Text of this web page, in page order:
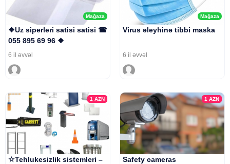
Mağaza
❖Uz siperleri satisi satisi ☎
055 895 69 96 ❖
6 il əvvəl
Mağaza
Virus əleyhinə tibbi maska
6 il əvvəl
1AZN
☆Tehlukesizlik sistemleri –
1 AZN
Safety cameras